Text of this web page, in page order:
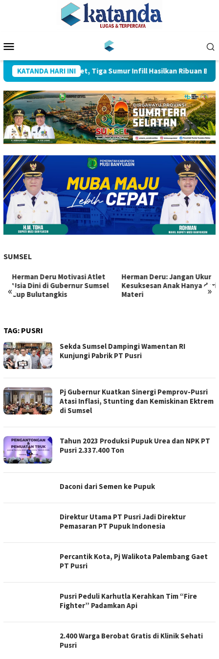
Mobile
KATANDA HARI INI
4 Pecahkan Target, Tiga Sumur Infill Hasilkan Ribuan Barel
SUMSEL
« »
Herman Deru Motivasi Atlet
Usia Dini di Gubernur Sumsel
Cup Bulutangkis
Herman Deru: Jangan Ukur
Kesuksesan Anak Hanya dari
Materi
TAG: PUSRI
Sekda Sumsel Dampingi Wamentan RI
Kunjungi Pabrik PT Pusri
Pj Gubernur Kuatkan Sinergi Pemprov-Pusri
Atasi Inflasi, Stunting dan Kemiskinan Ektrem
di Sumsel
Tahun 2023 Produksi Pupuk Urea dan NPK PT
Pusri 2.337.400 Ton
Daconi dari Semen ke Pupuk
Direktur Utama PT Pusri Jadi Direktur
Pemasaran PT Pupuk Indonesia
Percantik Kota, Pj Walikota Palembang Gaet
PT Pusri
Pusri Peduli Karhutla Kerahkan Tim “Fire
Fighter” Padamkan Api
2.400 Warga Berobat Gratis di Klinik Sehati
Pusri